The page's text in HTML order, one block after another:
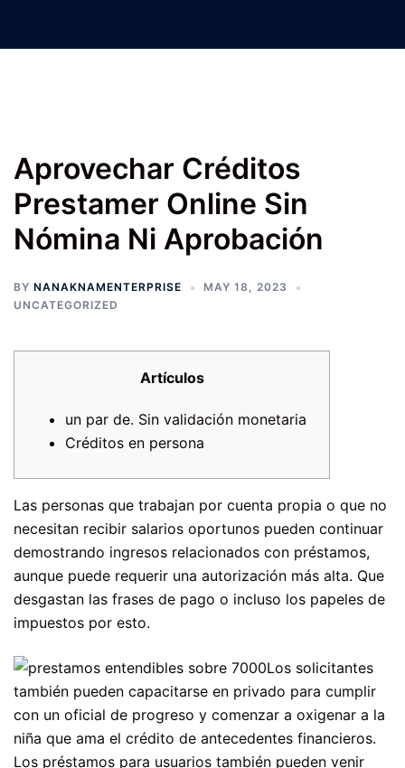
Aprovechar Créditos
Prestamer Online Sin
Nómina Ni Aprobación
BY NANAKNAMENTERPRISE
MAY 18, 2023
UNCATEGORIZED
Artículos
un par de. Sin validación monetaria
Créditos en persona
Las personas que trabajan por cuenta propia o que no
necesitan recibir salarios oportunos pueden continuar
demostrando ingresos relacionados con préstamos,
aunque puede requerir una autorización más alta. Que
desgastan las frases de pago o incluso los papeles de
impuestos por esto.
Los solicitantes
también pueden capacitarse en privado para cumplir
con un oficial de progreso y comenzar a oxigenar a la
niña que ama el crédito de antecedentes financieros.
Los préstamos para usuarios también pueden venir